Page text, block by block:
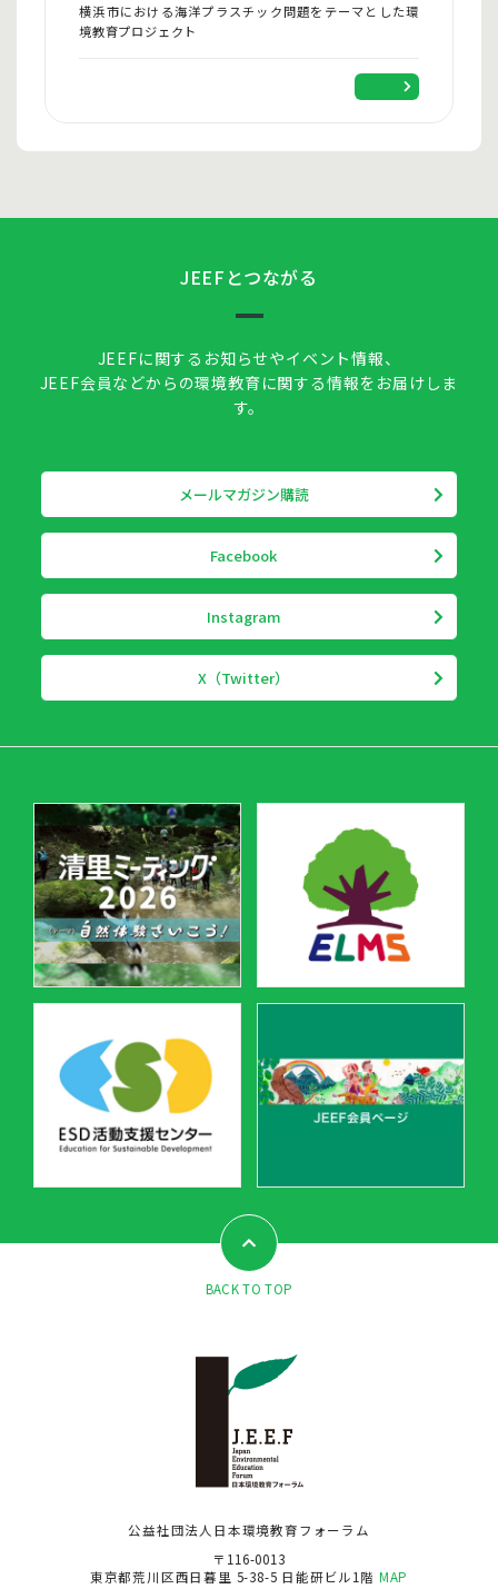
横浜市における海洋プラスチック問題をテーマとした環
境教育プロジェクト
JEEFとつながる
JEEFに関するお知らせやイベント情報、
JEEF会員などからの環境教育に関する情報をお届けしま
す。
メールマガジン購読
Facebook
Instagram
X（Twitter）
BACK TO TOP
公益社団法人日本環境教育フォーラム
〒116-0013
東京都荒川区西日暮里 5-38-5 日能研ビル1階 MAP